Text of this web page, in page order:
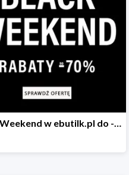
Black Weekend w ebutilk.pl do -70%